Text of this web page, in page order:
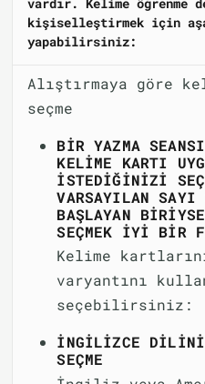
kişiselleştirmek için
yapabilirsiniz:
Alıştırmaya göre
seçme
BIR YAZMA
KELIME KARTI
ISTEDIĞINIZI
VARSAYILAN
BAŞLAYAN
SEÇMEK IYI BIR
Kelime
varyantını
seçebilirsiniz:
İNGILIZCE
SEÇME